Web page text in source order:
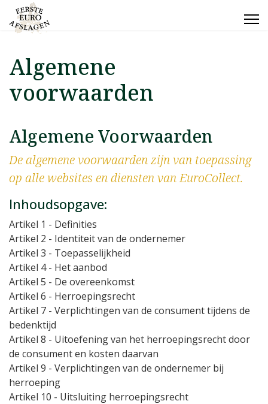
Algemene
voorwaarden
Algemene Voorwaarden
De algemene voorwaarden zijn van toepassing
op alle websites en diensten van EuroCollect.
Inhoudsopgave:
Artikel 1 - Definities
Artikel 2 - Identiteit van de ondernemer
Artikel 3 - Toepasselijkheid
Artikel 4- Het aanbod
Artikel 5 - De overeenkomst
Artikel 6 - Herroepingsrecht
Artikel 7 - Verplichtingen van de consument tijdens de
bedenktijd
Artikel 8 - Uitoefening van het herroepingsrecht door
de consument en kosten daarvan
Artikel 9 - Verplichtingen van de ondernemer bij
herroeping
Artikel 10 - Uitsluiting herroepingsrecht